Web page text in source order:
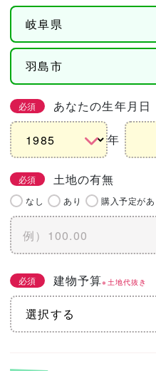
必須 あなたの生年月日
年
必須 土地の有無
なし あり 購入予定が
必須 建物予算※土地代抜き